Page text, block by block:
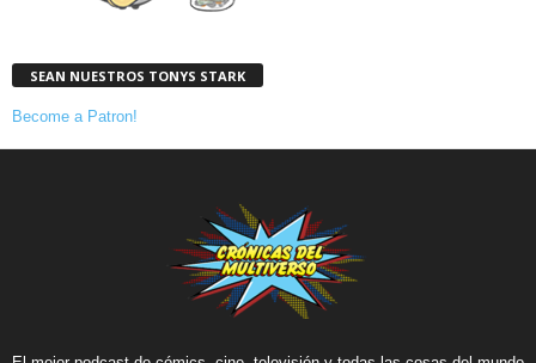
SEAN NUESTROS TONYS STARK
Become a Patron!